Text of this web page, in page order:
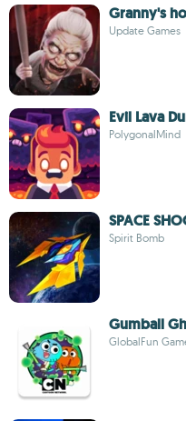
Granny's
Update Games
Evil Lava
PolygonalMind
SPACE
Spirit Bomb
Gumball
GlobalFun